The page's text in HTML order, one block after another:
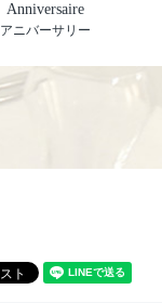
Anniversaire
アニバーサリー